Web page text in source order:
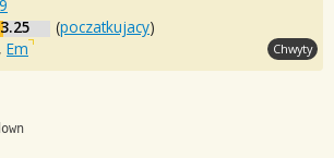
3.25 (poczatkujacy)
, Em Chwyty